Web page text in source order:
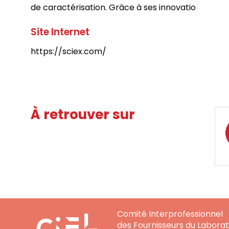
de caractérisation. Grâce à ses innovatio
Site Internet
https://sciex.com/
À retrouver sur
Comité Interprofessionnel
des Fournisseurs du